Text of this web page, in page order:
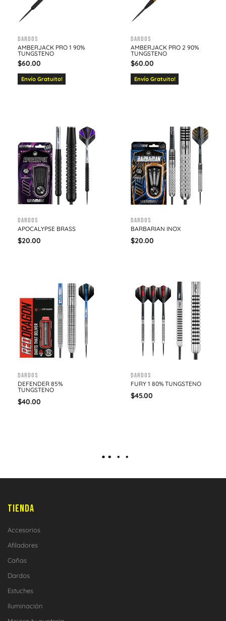
Dardos
AMBERJACK PRO 1 90%
TUNGSTENO
$60.00
Envío Gratuito!
Dardos
AMBERJACK PRO 2 90%
TUNGSTENO
$60.00
Envío Gratuito!
Dardos
APOCALYPSE BRASS
$20.00
Dardos
BARBARIAN INOX
$20.00
Dardos
DEFENDER 85%
TUNGSTENO
$40.00
Dardos
FURY 1 80% TUNGSTENO
$45.00
TIENDA
Accesorios
Afiladores
Cañas
Dardos
Estuches
Iluminación